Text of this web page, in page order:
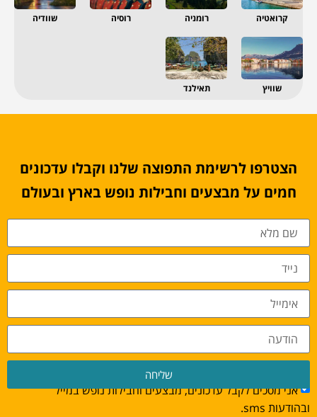
קרואטיה רומניה רוסיה שוודיה
שוויץ תאילנד
הצטרפו לרשימת התפוצה שלנו וקבלו עדכונים
חמים על מבצעים וחבילות נופש בארץ ובעולם
אני מסכים לקבל עדכונים, מבצעים וחבילות נופש במייל
ובהודעות sms.
שליחה